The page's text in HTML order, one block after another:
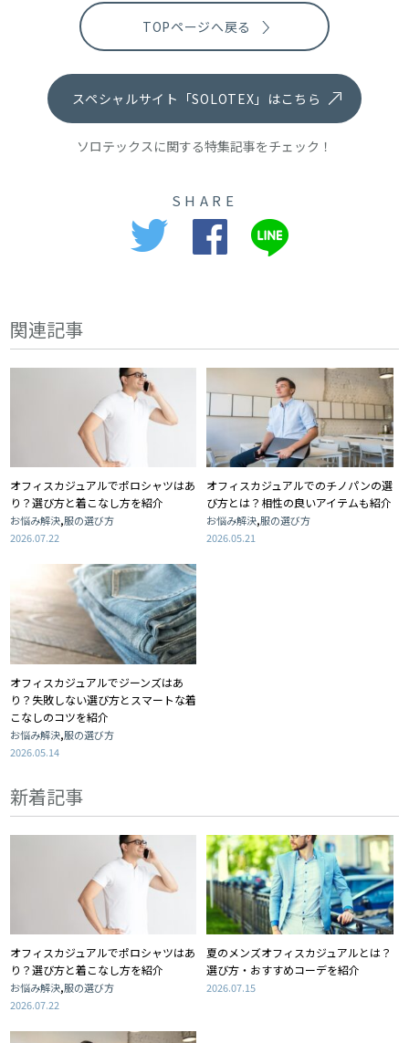
TOPページへ戻る
スペシャルサイト「SOLOTEX」はこちら
ソロテックスに関する特集記事をチェック！
SHARE
関連記事
オフィスカジュアルでポロシャツはあ
り？選び方と着こなし方を紹介
お悩み解決,服の選び方
2026.07.22
オフィスカジュアルでのチノパンの選
び方とは？相性の良いアイテムも紹介
お悩み解決,服の選び方
2026.05.21
オフィスカジュアルでジーンズはあ
り？失敗しない選び方とスマートな着
こなしのコツを紹介
お悩み解決,服の選び方
2026.05.14
新着記事
オフィスカジュアルでポロシャツはあ
り？選び方と着こなし方を紹介
お悩み解決,服の選び方
2026.07.22
夏のメンズオフィスカジュアルとは？
選び方・おすすめコーデを紹介
2026.07.15